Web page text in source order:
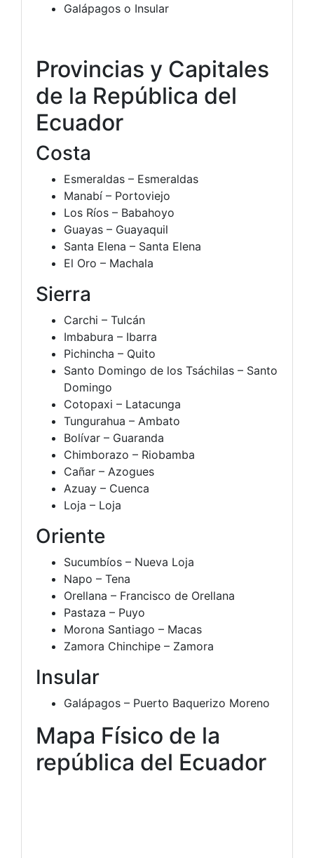
Galápagos o Insular
Provincias y Capitales
de la República del
Ecuador
Costa
Esmeraldas – Esmeraldas
Manabí – Portoviejo
Los Ríos – Babahoyo
Guayas – Guayaquil
Santa Elena – Santa Elena
El Oro – Machala
Sierra
Carchi – Tulcán
Imbabura – Ibarra
Pichincha – Quito
Santo Domingo de los Tsáchilas – Santo
Domingo
Cotopaxi – Latacunga
Tungurahua – Ambato
Bolívar – Guaranda
Chimborazo – Riobamba
Cañar – Azogues
Azuay – Cuenca
Loja – Loja
Oriente
Sucumbíos – Nueva Loja
Napo – Tena
Orellana – Francisco de Orellana
Pastaza – Puyo
Morona Santiago – Macas
Zamora Chinchipe – Zamora
Insular
Galápagos – Puerto Baquerizo Moreno
Mapa Físico de la
república del Ecuador